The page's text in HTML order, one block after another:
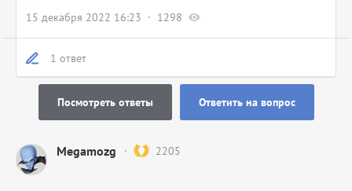
15 декабря 2022 16:23
1298
1 ответ
Посмотреть ответы Ответить на вопрос
Megamozg 2205